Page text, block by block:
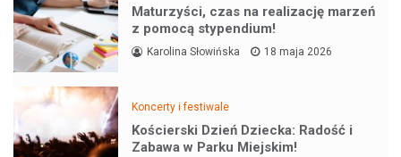
Maturzyści, czas na realizację marzeń
z pomocą stypendium!
Karolina Słowińska 18 maja 2026
Koncerty i festiwale
Kościerski Dzień Dziecka: Radość i
Zabawa w Parku Miejskim!